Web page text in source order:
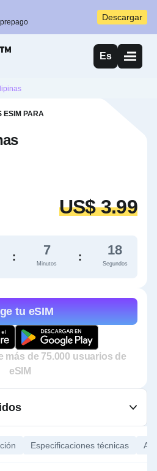
Descargar
Es
ESIM PARA
US$ 3.99
: 7
Minutos
: 17
Segundos
tu eSIM
más de 75.000 usuarios de
eSIM
Especificaciones técnicas